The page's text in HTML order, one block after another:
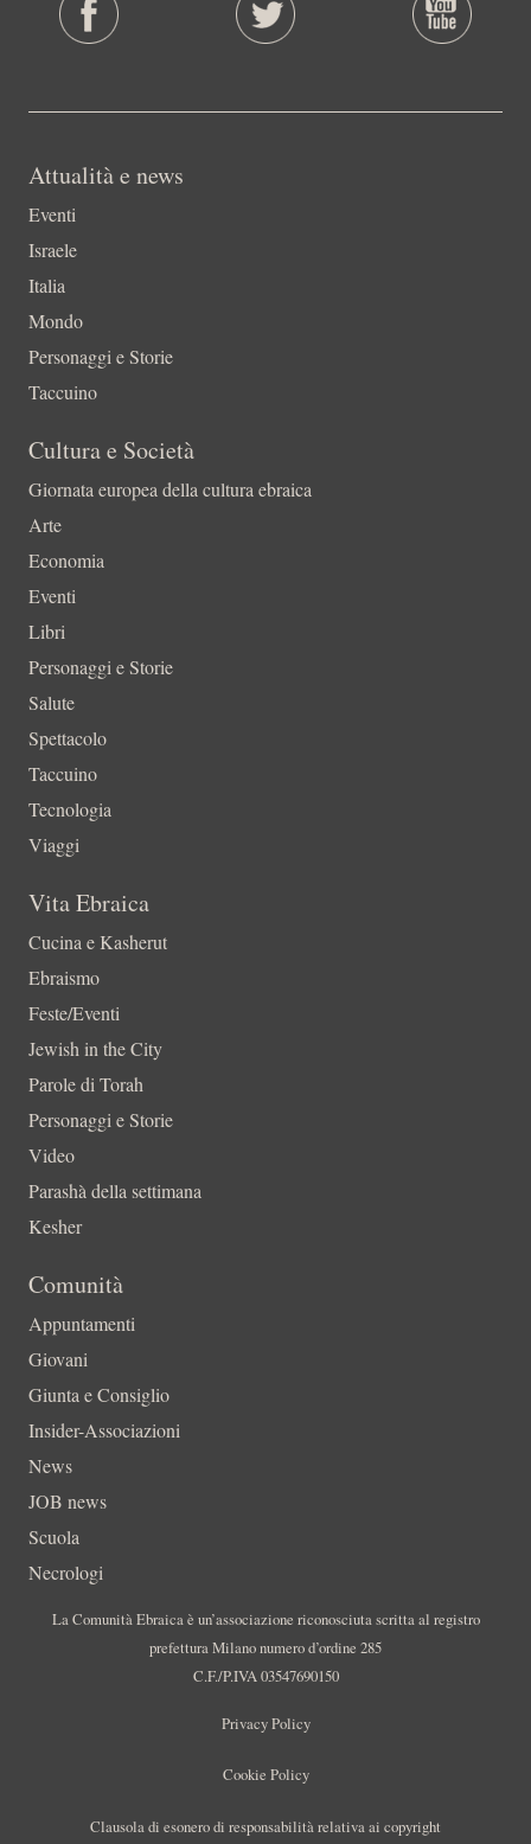
Attualità e news
Eventi
Israele
Italia
Mondo
Personaggi e Storie
Taccuino
Cultura e Società
Giornata europea della cultura ebraica
Arte
Economia
Eventi
Libri
Personaggi e Storie
Salute
Spettacolo
Taccuino
Tecnologia
Viaggi
Vita Ebraica
Cucina e Kasherut
Ebraismo
Feste/Eventi
Jewish in the City
Parole di Torah
Personaggi e Storie
Video
Parashà della settimana
Kesher
Comunità
Appuntamenti
Giovani
Giunta e Consiglio
Insider-Associazioni
News
JOB news
Scuola
Necrologi
La Comunità Ebraica è un’associazione riconosciuta scritta al registro
prefettura Milano numero d’ordine 285
C.F./P.IVA 03547690150
Privacy Policy
Cookie Policy
Clausola di esonero di responsabilità relativa ai copyright